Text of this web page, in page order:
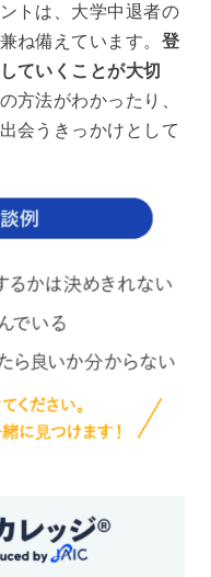
トは、大学中退者の
ね備えています。 登
ていくことが大切
方法がわかったり、
会うきっかけとして